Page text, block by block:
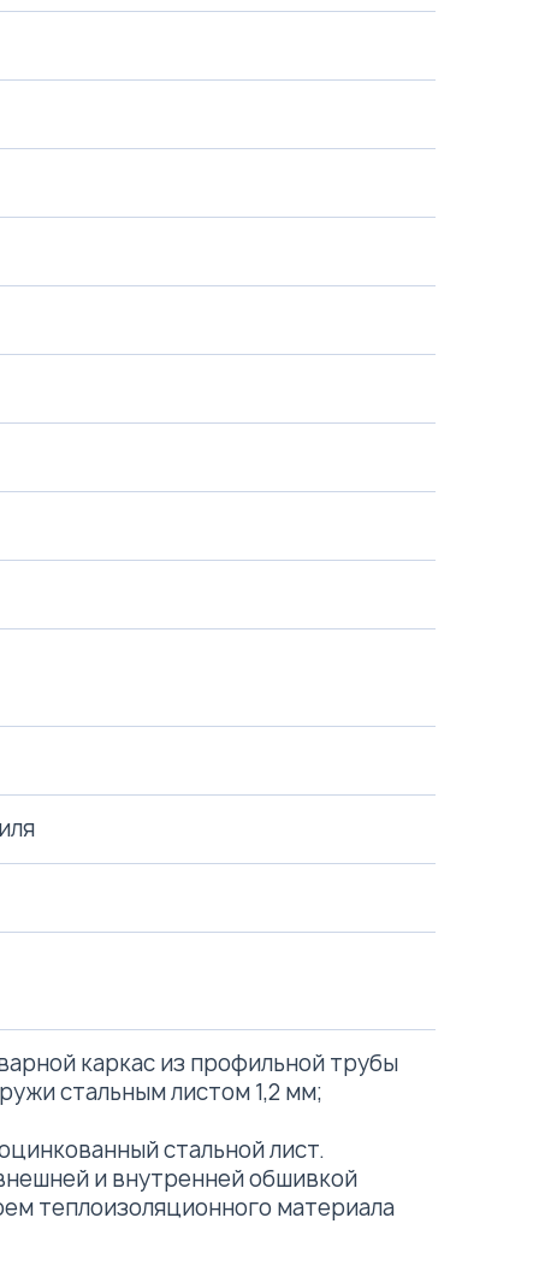
каркас из профильной трубы
стальным листом 1,2 мм;
стальной лист.
и внутренней обшивкой
теплоизоляционного материала